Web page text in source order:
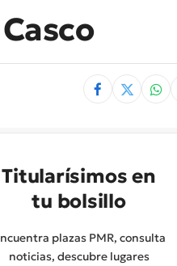
Titularísimos en
tu bolsillo
plazas PMR, consulta
noticias, descubre lugares